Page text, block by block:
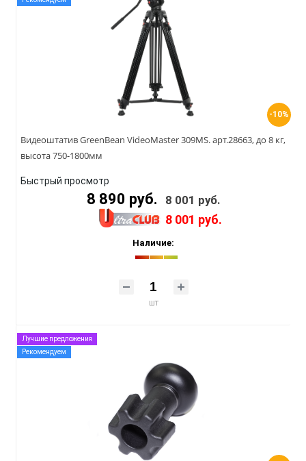
-10%
Видеоштатив GreenBean VideoMaster 309MS. арт.28663, до 8 кг,
высота 750-1800мм
Быстрый просмотр
8 890 руб. 8 001 руб.
8 001 руб.
Наличие:
шт
Лучшие предложения
Рекомендуем